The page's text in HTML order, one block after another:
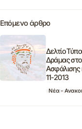
Επόμενο άρθρο
Δελτίο
Δράμας
Ασφάλισης
11-2013
Νέα -